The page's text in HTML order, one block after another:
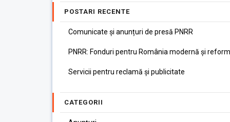
POSTARI RECENTE
Comunicate și anunțuri de presă PNRR
PNRR: Fonduri pentru România modernă și
Servicii pentru reclamă și publicitate
CATEGORII